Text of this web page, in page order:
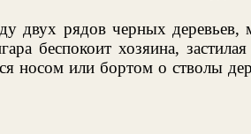
двух рядов черных деревьев,
беспокоит хозяина,
носом или бортом о стволы